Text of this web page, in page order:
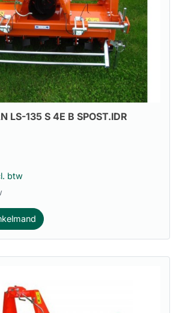
LS-135 S 4E B SPOST.IDR
btw